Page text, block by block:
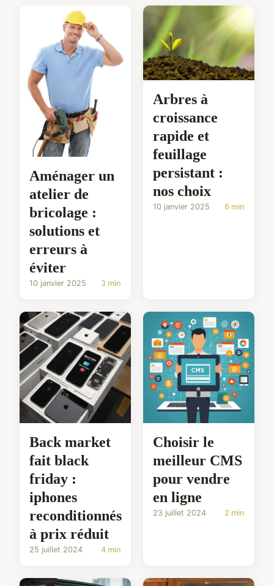
Aménager un
atelier de
bricolage :
solutions et
erreurs à
éviter
10 janvier 2025 3 min
Arbres à
croissance
rapide et
feuillage
persistant :
nos choix
10 janvier 2025 6 min
Back market
fait black
friday :
iphones
reconditionnés
à prix réduit
25 juillet 2024 4 min
Choisir le
meilleur CMS
pour vendre
en ligne
23 juillet 2024 2 min